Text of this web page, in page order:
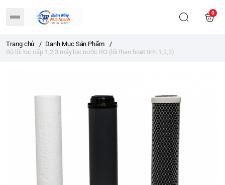
0
Trang chủ / Danh Mục Sản Phẩm
/
Bộ lõi lọc cấp 1,2,3 máy lọc nước RO (lõi than hoạt tính 1,2,3)